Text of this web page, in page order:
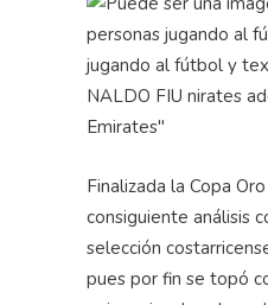
Finalizada la Copa
consiguiente análisis
selección
pues por fin se topó